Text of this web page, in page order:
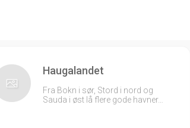
Haugalandet
Fra Bokn i sør, Stord i nord og
Sauda i øst lå flere gode havner…